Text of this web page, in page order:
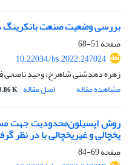
بررسی وضعیت صنعت بانکرینگ
صفحه51-68
10.22034/bs.2022.247024
زهره دهدشتی شاهرخ، وحید ناصحی
مشاهده مقاله
اصل مقاله K
روش اپسیلون‌محدودیت جهت
یخچالی و غیریخچالی با در نظر
صفحه69-84